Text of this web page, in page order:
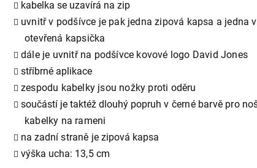
kabelka se uzavírá na zip
uvnitř v podšívce je pak jedna zipová kapsa a jedna
otevřená kapsička
dále je uvnitř na podšívce kovové logo David Jones
stříbrné aplikace
zespodu kabelky jsou nožky proti oděru
součástí je taktéž dlouhý popruh v černé barvě pro
kabelky na rameni
na zadní straně jezipová kapsa
výška ucha: 13,5 cm